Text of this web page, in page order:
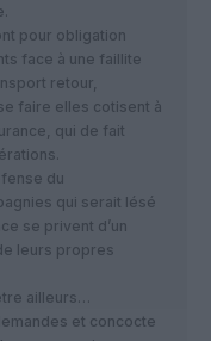
pour obligation
face à une faillite
retour,
faire elles cotisent à
qui de fait
du
qui serait lésé
se privent d’un
leurs propres
ailleurs…
et concocte